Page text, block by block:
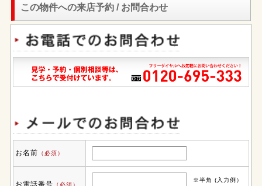
この物件への来店予約 / お問合わせ
お名前 （必須）
お電話番号 （必須）
※半角 (入力例）